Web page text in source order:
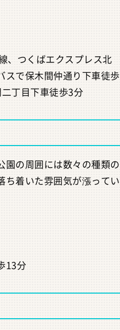
、つくばエクスプレス北
スで保木間仲通り下車徒歩
丁目下車徒歩3分
園の周囲には数々の種類の
ち着いた雰囲気が漲ってい
13分